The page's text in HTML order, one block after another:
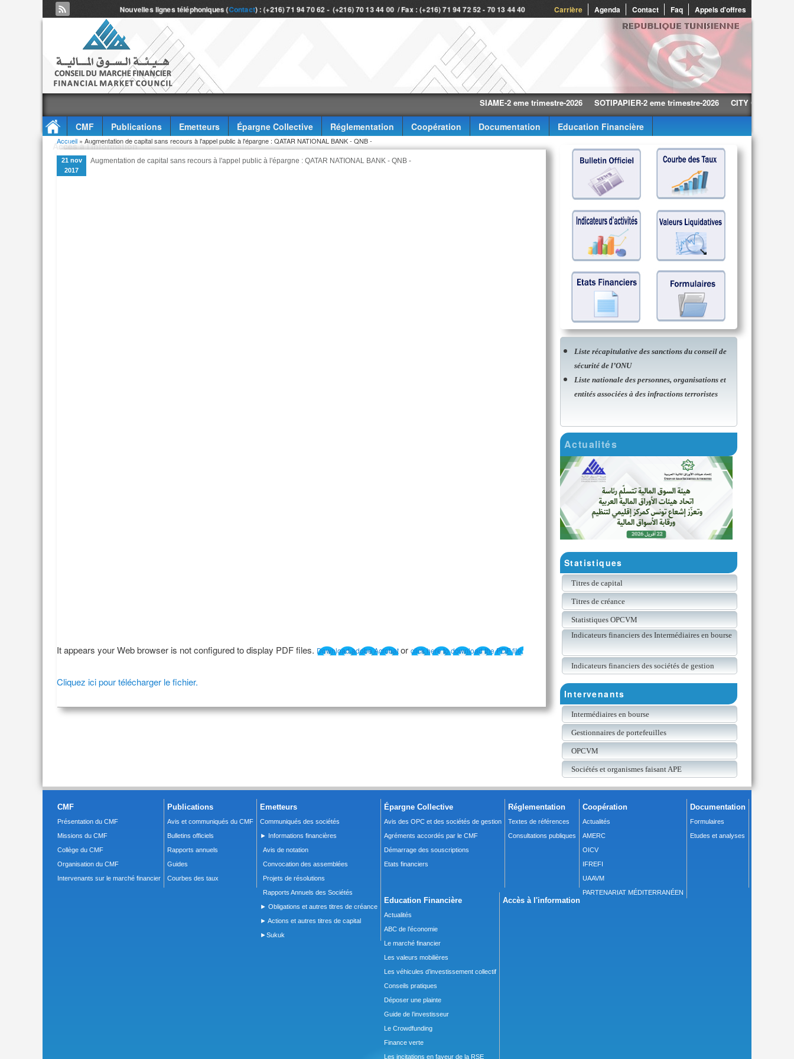
Carrière Agenda Contact Faq Appels d'offres
Nouvelles lignes téléphoniques (Contact) : (+216) 71 94 70 62 - (+216) 70 13 44 00 / Fax : (+216) 71 94 72 52 - 70 13 44 40
SIAME-2 eme trimestre-2026 SOTIPAPIER-2 eme trimestre-2026 CITY CARS-2 eme
CMF Publications Emetteurs Épargne Collective Réglementation Coopération Documentation
Education Financière
Accès à l'information
Vous êtes ici
Accueil » Augmentation de capital sans recours à l'appel public à l'épargne : QATAR NATIONAL BANK - QNB -
21 nov
2017
Augmentation de capital sans recours à l'appel public à l'épargne : QATAR NATIONAL BANK - QNB -
It appears your Web browser is not configured to display PDF files. Download adobe Acrobator click here to download the PDF file.
Cliquez ici pour télécharger le fichier.
Liste récapitulative des sanctions du conseil de
sécurité de l’ONU
Liste nationale des personnes, organisations et
entités associées à des infractions terroristes
Actualités
Statistiques
Titres de capital
Titres de créance
Statistiques OPCVM
Indicateurs financiers des Intermédiaires en bourse
Indicateurs financiers des sociétés de gestion
Intervenants
Intermédiaires en bourse
Gestionnaires de portefeuilles
OPCVM
Sociétés et organismes faisant APE
CMF
Présentation du CMF
Missions du CMF
Collège du CMF
Organisation du CMF
Intervenants sur le marché financier
Publications
Avis et communiqués du CMF
Bulletins officiels
Rapports annuels
Guides
Courbes des taux
Emetteurs
Communiqués des sociétés
► Informations financières
Avis de notation
Convocation des assemblées
Projets de résolutions
Rapports Annuels des Sociétés
► Obligations et autres titres de créance
► Actions et autres titres de capital
►Sukuk
Épargne Collective
Avis des OPC et des sociétés de gestion
Agréments accordés par le CMF
Démarrage des souscriptions
Etats financiers
Réglementation
Textes de références
Consultations publiques
Coopération
Actualités
AMERC
OICV
IFREFI
UAAVM
PARTENARIAT MÉDITERRANÉEN
Documentation
Formulaires
Etudes et analyses
Education Financière
Actualités
ABC de l’économie
Le marché financier
Les valeurs mobilières
Les véhicules d’investissement collectif
Conseils pratiques
Déposer une plainte
Guide de l’investisseur
Le Crowdfunding
Finance verte
Les incitations en faveur de la RSE
Accès à l'information